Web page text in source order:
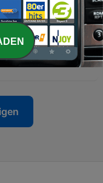
2026